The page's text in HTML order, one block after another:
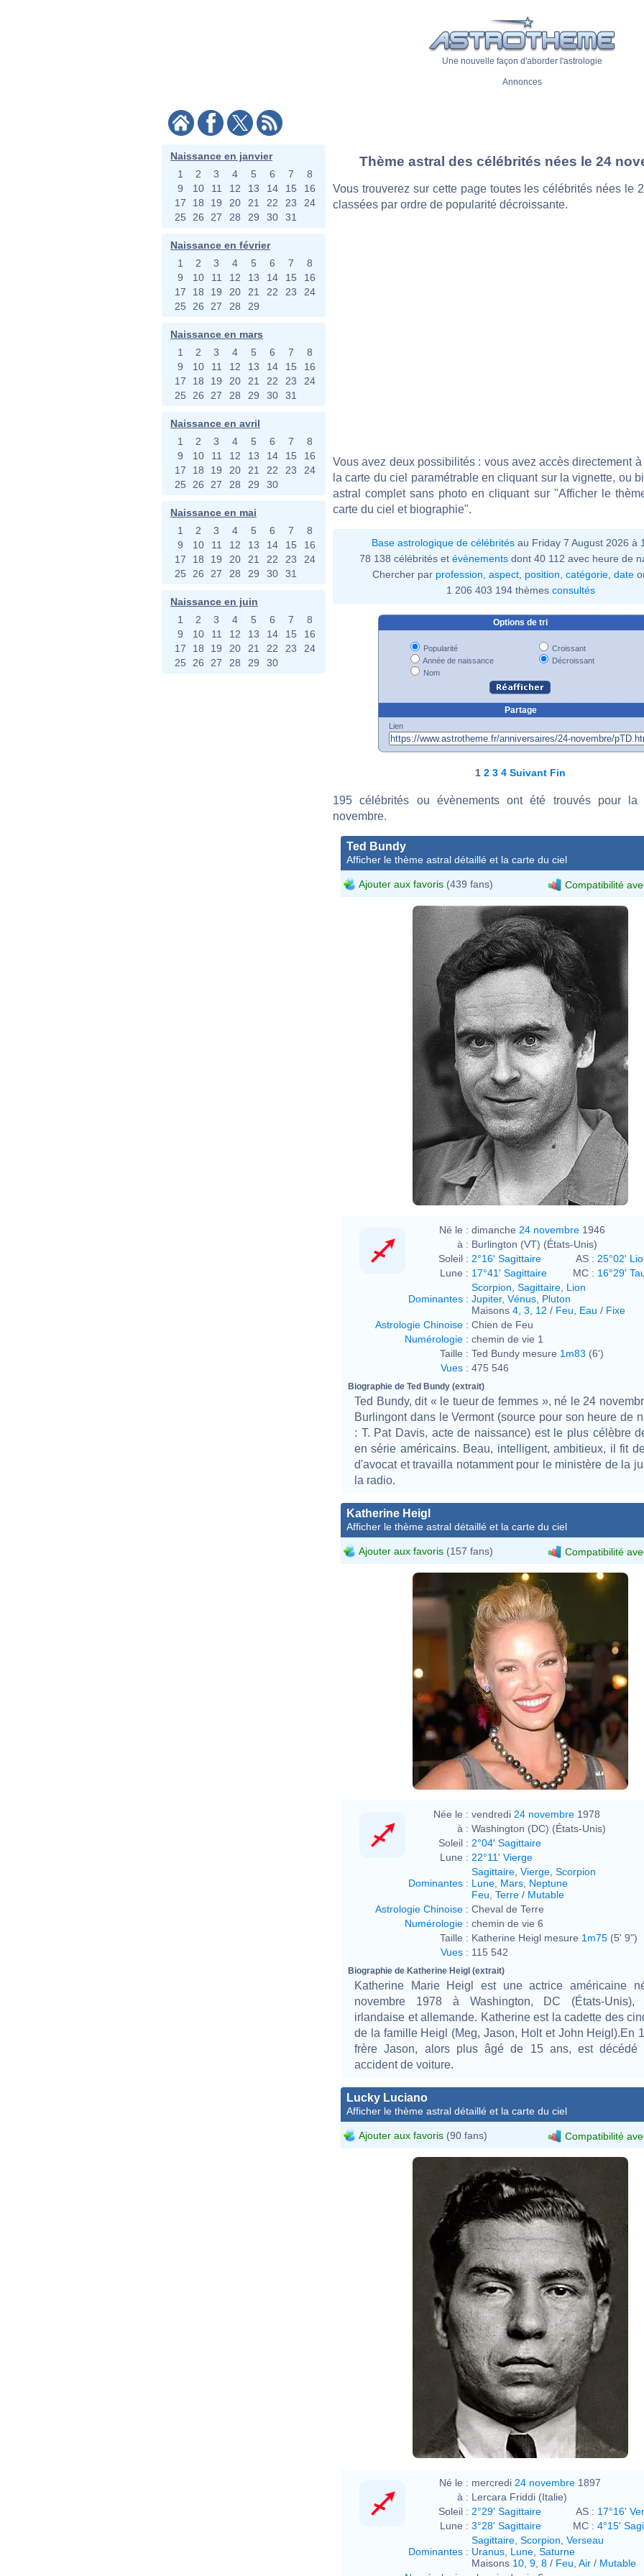
Une nouvelle façon d'aborder l'astrologie
Annonces
Naissance en janvier
1
2 3 4 5 6 7
8
9
10 11 12 13 14 15
16
17
18 19 20 21 22 23
24
25
26 27 28 29 30 31
Naissance en février
1
2 3 4 5 6 7
8
9
10 11 12 13 14 15
16
17
18 19 20 21 22 23
24
25
26 27 28 29
Naissance en mars
1
2 3 4 5 6 7
8
9
10 11 12 13 14 15
16
17
18 19 20 21 22 23
24
25
26 27 28 29 30 31
Naissance en avril
1
2 3 4 5 6 7
8
9
10 11 12 13 14 15
16
17
18 19 20 21 22 23
24
25
26 27 28 29 30
Naissance en mai
1
2 3 4 5 6 7
8
9
10 11 12 13 14 15
16
17
18 19 20 21 22 23
24
25
26 27 28 29 30 31
Naissance en juin
1
2 3 4 5 6 7
8
9
10 11 12 13 14 15
16
17
18 19 20 21 22 23
24
25
26 27 28 29 30
Thème astral des célébrités nées le 24
Vous trouverez sur cette page toutes les célébrités nées le
classées par ordre de popularité décroissante.
Vous avez deux possibilités : vous avez accès directement
la carte du ciel paramétrable en cliquant sur la vignette, ou
astral complet sans photo en cliquant sur "Afficher le
carte du ciel et biographie".
Base astrologique de célébrités au Friday 7 August 2026 à
78 138 célébrités et évènementsdont 40 112 avec heure de
Chercher par profession aspect position catégorie date
1 206 403 194 thèmes consultés
Options de tri
Popularité
Année de naissance
Nom
Croissant
Décroissant
Partage
Lien
1 2 3 4 Suivant Fin
195 célébrités ou évènements ont été trouvés pour
novembre.
Ted Bundy
Afficher le thème astral détaillé et la carte du ciel
Ajouter aux favoris (439 fans) Compatibilité
Né le : dimanche 24 novembre 1946
à : Burlington (VT) (États-Unis)
Soleil : 2°16' Sagittaire AS : 25°02'
Lune : 17°41' Sagittaire MC : 16°29'
Dominantes :
Scorpion Sagittaire Lion
Jupiter, Vénus Pluton
Maisons 4 3 12 / Feu Eau / Fixe
Astrologie Chinoise : Chien de Feu
Numérologie : chemin de vie 1
Taille : Ted Bundy mesure 1m83 (6')
Vues : 475 546
Biographie de Ted Bundy (extrait)
Ted Bundy, dit « le tueur de femmes », né le 24
Burlingont dans le Vermont (source pour son heure de
: T. Pat Davis, acte de naissance) est le plus célèbre
en série américains. Beau, intelligent, ambitieux, il fit
d'avocat et travailla notamment pour le ministère de la
la radio.
Katherine Heigl
Afficher le thème astral détaillé et la carte du ciel
Ajouter aux favoris (157 fans) Compatibilité
Née le : vendredi 24 novembre 1978
à : Washington (DC) (États-Unis)
Soleil : 2°04' Sagittaire
Lune : 22°11' Vierge
Dominantes :
Sagittaire Vierge Scorpion
Lune Mars Neptune
Feu Terre / Mutable
Astrologie Chinoise : Cheval de Terre
Numérologie : chemin de vie 6
Taille : Katherine Heigl mesure 1m75 (5' 9")
Vues : 115 542
Biographie de Katherine Heigl (extrait)
Katherine Marie Heigl est une actrice américaine
novembre 1978 à Washington, DC (États-Unis),
irlandaise et allemande. Katherine est la cadette des
de la famille Heigl (Meg, Jason, Holt et John Heigl).En
frère Jason, alors plus âgé de 15 ans, est décédé
accident de voiture.
Lucky Luciano
Afficher le thème astral détaillé et la carte du ciel
Ajouter aux favoris (90 fans) Compatibilité
Né le : mercredi 24 novembre 1897
à : Lercara Friddi (Italie)
Soleil : 2°29' Sagittaire AS : 17°16'
Lune : 3°28' Sagittaire MC : 4°15'
Dominantes :
Sagittaire Scorpion Verseau
Uranus Lune Saturne
Maisons 10 9 8 / Feu Air / Mutable